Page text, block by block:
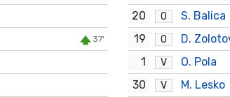
37'
20 O S. Balica
19 O D.
1 V
O. Pola
30
V M. Lesko